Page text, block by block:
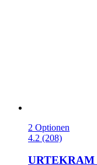
2 Optionen
4.2 (208)
URTEKRAM